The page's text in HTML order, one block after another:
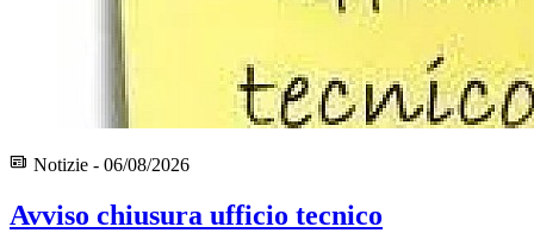
Notizie - 06/08/2026
Avviso chiusura ufficio tecnico